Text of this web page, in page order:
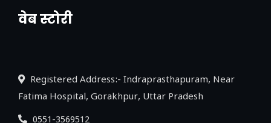
वेब स्टोरी
नया एक्सप्रेसवे: पूर्वांचल का लक, डेवलपमेंट का
Registered Address:- Indraprasthapuram, Near
Fatima Hospital, Gorakhpur, Uttar Pradesh
0551-3569512